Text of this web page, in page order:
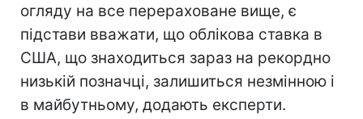
огляду на все перераховане вище, є
підстави вважати, що облікова ставка в
США, що знаходиться зараз на рекордно
низькій позначці, залишиться незмінною і
в майбутньому, додають експерти.